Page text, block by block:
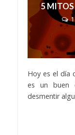
5
Hoy es el día
es un buen
desmentir